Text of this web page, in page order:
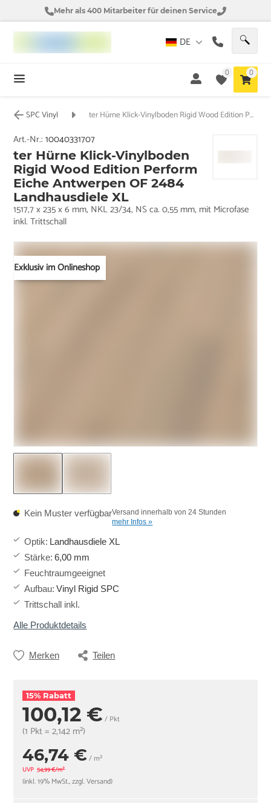
Mehr als 400 Mitarbeiter für deinen Service
DE
0 0
SPC Vinyl ter Hürne Klick-Vinylboden Rigid Wood Edition Perform Eiche Antwerpen OF 2484 Landhausdiele XL
Exklusiv im Onlineshop
Art.-Nr.:10040331707
ter Hürne Klick-Vinylboden
Rigid Wood Edition Perform
Eiche Antwerpen OF 2484
Landhausdiele XL
1517,7 x 235 x 6 mm, NKL 23/34, NS ca. 0,55 mm, mit Microfase
inkl. Trittschall
Kein Muster verfügbarVersand innerhalb von 24 Stunden
mehr Infos »
Optik: Landhausdiele XL
Stärke: 6,00 mm
Feuchtraumgeeignet
Aufbau: Vinyl Rigid SPC
Trittschall inkl.
Alle Produktdetails
Merken Teilen
15% Rabatt
100,12 € / Pkt
(1 Pkt = 2,142 m²)
46,74 €/ m²
UVP 54,99 €/m²
(inkl. 19% MwSt., zzgl. Versand)